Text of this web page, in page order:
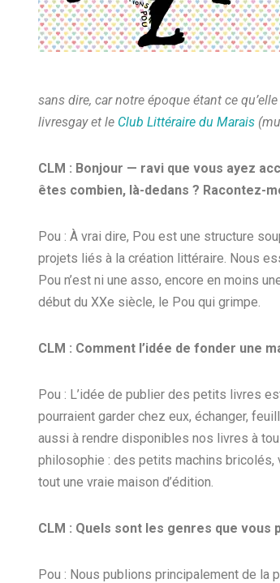
sans dire, car notre époque étant ce
livresgay et le Club Littéraire du Marais
CLM : Bonjour — ravi que vous ayez
êtes combien, là-dedans ? Racontez-
Pou : À vrai dire, Pou est une structure
projets liés à la création littéraire. Nous
Pou n’est ni une asso, encore en moins
début du XXe siècle, le Pou qui grimpe.
CLM : Comment l’idée de fonder une
Pou : L’idée de publier des petits livres
pourraient garder chez eux, échanger,
aussi à rendre disponibles nos livres à
philosophie : des petits machins bricolés,
tout une vraie maison d’édition.
CLM : Quels sont les genres que vous
Pou : Nous publions principalement de la